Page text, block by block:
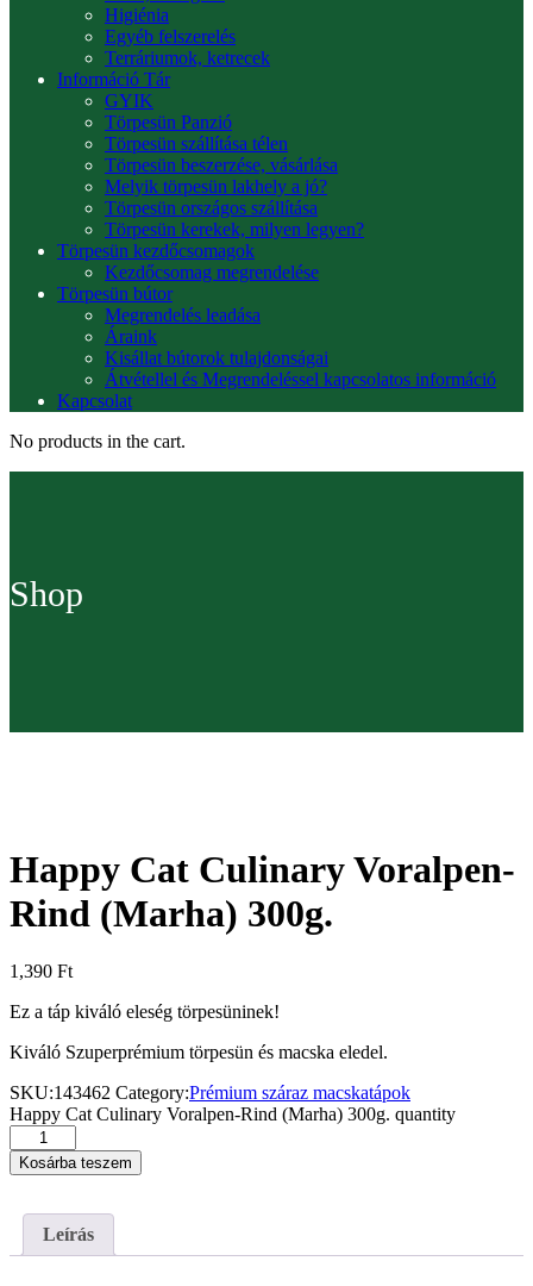
Higiénia
Egyéb felszerelés
Terráriumok, ketrecek
Információ Tár
GYIK
Törpesün Panzió
Törpesün szállítása télen
Törpesün beszerzése, vásárlása
Melyik törpesün lakhely a jó?
Törpesün országos szállítása
Törpesün kerekek, milyen legyen?
Törpesün kezdőcsomagok
Kezdőcsomag megrendelése
Törpesün bútor
Megrendelés leadása
Áraink
Kisállat bútorok tulajdonságai
Átvétellel és Megrendeléssel kapcsolatos információ
Kapcsolat
No products in the cart.
Shop
Happy Cat Culinary Voralpen-
Rind (Marha) 300g.
1,390 Ft
Ez a táp kiváló eleség törpesüninek!
Kiváló Szuperprémium törpesün és macska eledel.
SKU:143462 Category:Prémium száraz macskatápok
Happy Cat Culinary Voralpen-Rind (Marha) 300g. quantity
Kosárba teszem
Leírás